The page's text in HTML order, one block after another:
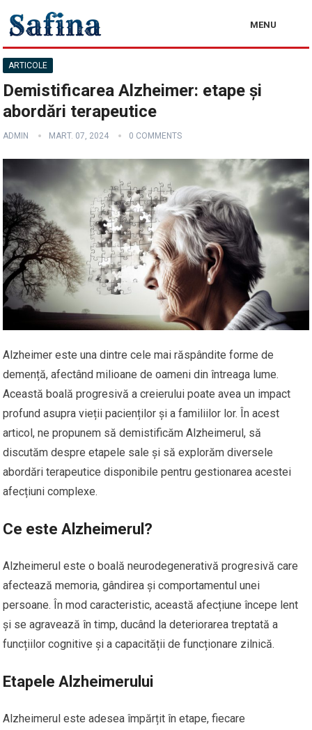
MENU
ARTICOLE
Demistificarea Alzheimer: etape și
abordări terapeutice
ADMIN MART. 07, 2024 0 COMMENTS
Alzheimer este una dintre cele mai răspândite forme de
demență, afectând milioane de oameni din întreaga lume.
Această boală progresivă a creierului poate avea un impact
profund asupra vieții pacienților și a familiilor lor. În acest
articol, ne propunem să demistificăm Alzheimerul, să
discutăm despre etapele sale și să explorăm diversele
abordări terapeutice disponibile pentru gestionarea acestei
afecțiuni complexe.
Ce este Alzheimerul?
Alzheimerul este o boală neurodegenerativă progresivă care
afectează memoria, gândirea și comportamentul unei
persoane. În mod caracteristic, această afecțiune începe lent
și se agravează în timp, ducând la deteriorarea treptată a
funcțiilor cognitive și a capacității de funcționare zilnică.
Etapele Alzheimerului
Alzheimerul este adesea împărțit în etape, fiecare